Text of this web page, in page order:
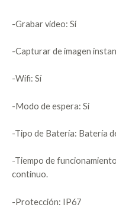
-Grabar video: Sí
-Capturar de imagen
-Wifi: Sí
-Modo de espera: Sí
-Tipo de Batería: Batería
-Tiempo de
continuo.
-Protección: IP67